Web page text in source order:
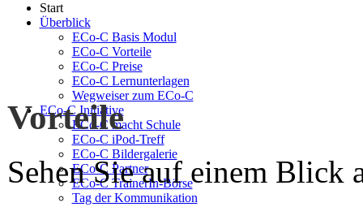
Start
Überblick
ECo-C Basis Modul
ECo-C Vorteile
ECo-C Preise
ECo-C Lernunterlagen
Wegweiser zum ECo-C
ECo-C Initiative
ECo-C macht Schule
ECo-C iPod-Treff
ECo-C Bildergalerie
ECo-C Partner
ECo-C TrainerIn-Börse
Tag der Kommunikation
Vorteile
Sehen Sie auf einem Blick